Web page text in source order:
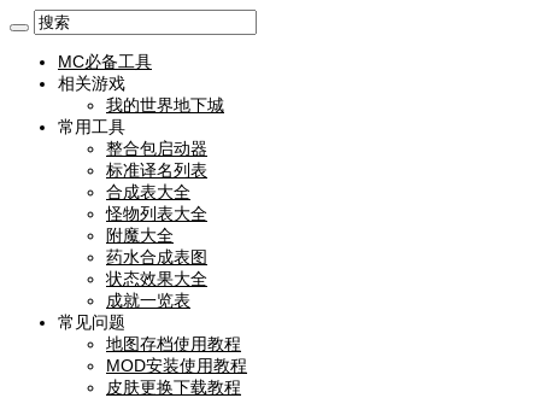
MC必备工具
相关游戏
我的世界地下城
常用工具
整合包启动器
标准译名列表
合成表大全
怪物列表大全
附魔大全
药水合成表图
状态效果大全
成就一览表
常见问题
地图存档使用教程
MOD安装使用教程
皮肤更换下载教程